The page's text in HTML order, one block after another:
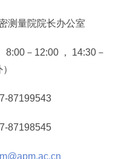
量院院长办公室
8:00－ 12:00， 14:30 －
87199543
87198545